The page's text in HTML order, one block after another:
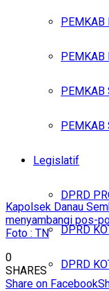
PEMKAB
PEMKAB
PEMKAB
PEMKAB
Legislatif
DPRD
DPRD
DPRD
Kapolsek Danau
menyambangi pos-
Foto : TN
0
SHARES
Share on Facebook